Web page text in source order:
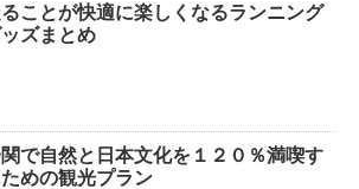
ことが快適に楽しくなるランニング
ズまとめ
で自然と日本文化を１２０％満喫す
めの観光プラン